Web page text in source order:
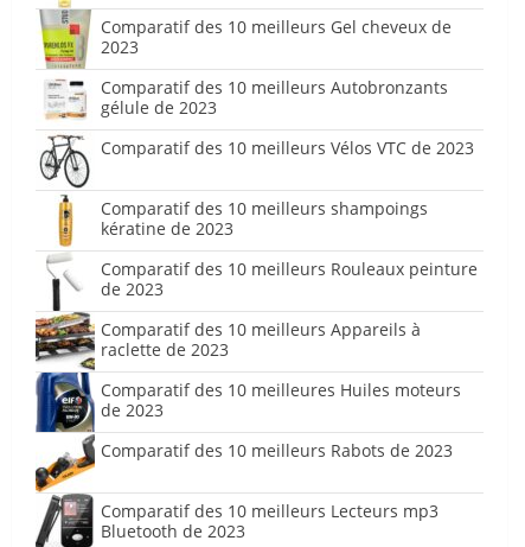
Comparatif des 10 meilleurs Gel cheveux de
2023
Comparatif des 10 meilleurs Autobronzants
gélule de 2023
Comparatif des 10 meilleurs Vélos VTC de 2023
Comparatif des 10 meilleurs shampoings
kératine de 2023
Comparatif des 10 meilleurs Rouleaux peinture
de 2023
Comparatif des 10 meilleurs Appareils à
raclette de 2023
Comparatif des 10 meilleures Huiles moteurs
de 2023
Comparatif des 10 meilleurs Rabots de 2023
Comparatif des 10 meilleurs Lecteurs mp3
Bluetooth de 2023